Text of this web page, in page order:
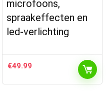
microfoons,
spraakeffecten en
led-verlichting
€49.99